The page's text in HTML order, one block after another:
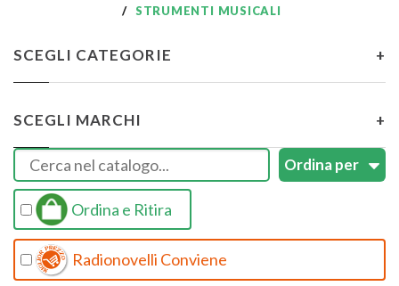
STRUMENTI MUSICALI
SCEGLI CATEGORIE +
SCEGLI MARCHI +
Ordina e Ritira
Radionovelli Conviene